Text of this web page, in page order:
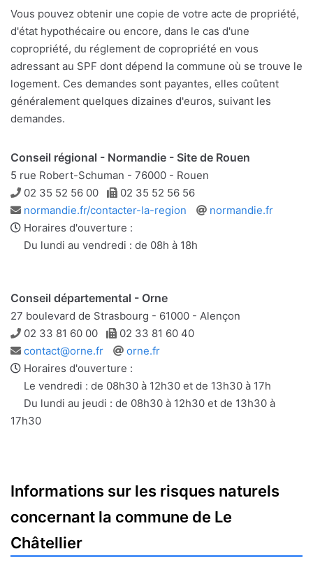
Vous pouvez obtenir une copie de votre acte de propriété,
d'état hypothécaire ou encore, dans le cas d'une
copropriété, du réglement de copropriété en vous
adressant au SPF dont dépend la commune où se trouve le
logement. Ces demandes sont payantes, elles coûtent
généralement quelques dizaines d'euros, suivant les
demandes.
Conseil régional - Normandie - Site de Rouen
5 rue Robert-Schuman - 76000 - Rouen
Téléphone
02 35 52 56 00 Télécopie
02 35 52 56 56
Adresse
e-
mail
normandie.fr/contacter-la-region
Site
normandie.fr
Horaires d'ouverture :
Du lundi au vendredi : de 08h à 18h
Conseil départemental - Orne
27 boulevard de Strasbourg - 61000 - Alençon
Téléphone
02 33 81 60 00 Télécopie
02 33 81 60 40
Adresse
e-
mail
contact@orne.fr
Site
web
orne.fr
Horaires d'ouverture :
Le vendredi : de 08h30 à 12h30 et de 13h30 à 17h
Du lundi au jeudi : de 08h30 à 12h30 et de 13h30 à
17h30
Informations sur les risques naturels
concernant la commune de Le
Châtellier